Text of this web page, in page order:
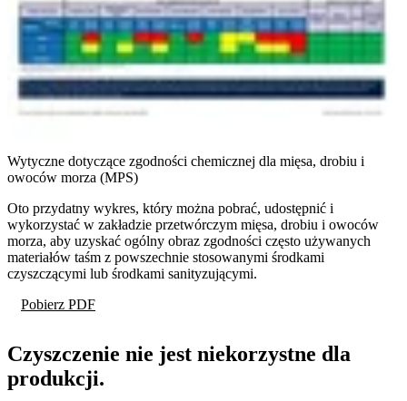
Wytyczne dotyczące zgodności chemicznej dla mięsa, drobiu i
owoców morza (MPS)
Oto przydatny wykres, który można pobrać, udostępnić i
wykorzystać w zakładzie przetwórczym mięsa, drobiu i owoców
morza, aby uzyskać ogólny obraz zgodności często używanych
materiałów taśm z powszechnie stosowanymi środkami
czyszczącymi lub środkami sanityzującymi.
Pobierz PDF
Czyszczenie nie jest niekorzystne dla
produkcji.